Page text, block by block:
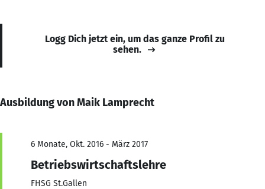
Logg Dich jetzt ein, um das ganze Profil zu
sehen.
Ausbildung von Maik Lamprecht
6 Monate, Okt. 2016 - März 2017
Betriebswirtschaftslehre
FHSG St.Gallen